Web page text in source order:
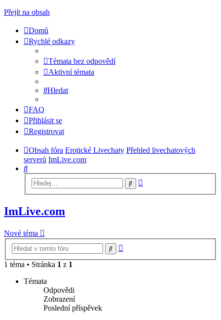
Přejít na obsah
Domů
Rychlé odkazy
Témata bez odpovědí
Aktivní témata
Hledat
FAQ
Přihlásit se
Registrovat
Obsah fóra Erotické Livechaty Přehled livechatových
serverů ImLive.com
Hledat
Hledat
ImLive.com
Nové téma
Hledat
1 téma • Stránka 1 z 1
Témata
Odpovědi
Zobrazení
Poslední příspěvek